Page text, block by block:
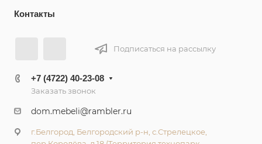
Контакты
Подписаться на рассылку
+7 (4722) 40-23-08
Заказать звонок
dom.mebeli@rambler.ru
г.Белгород, Белгородский р-н, с.Стрелецкое,